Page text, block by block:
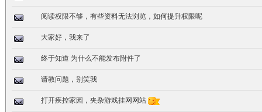
阅读权限不够，有些资料无法浏览，如何提升权限呢
大家好，我来了
终于知道 为什么不能发布附件了
请教问题，别笑我
打开疾控家园，夹杂游戏挂网网站